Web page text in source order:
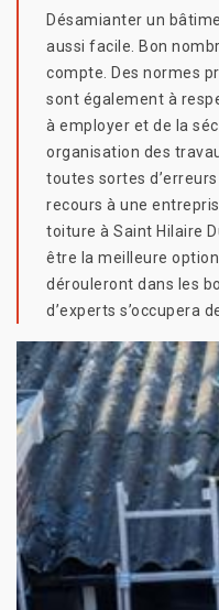
Désamianter un
aussi facile. Bon
compte. Des normes
sont également à
à employer et de la
organisation des
toutes sortes
recours à une
toiture à Saint Hilaire
être la meilleure
dérouleront dans les
d’experts s’occupera